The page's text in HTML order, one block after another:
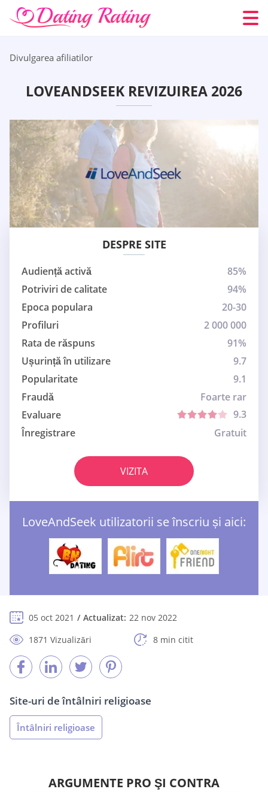
Divulgarea afiliatilor
LOVEANDSEEK REVIZUIREA 2026
DESPRE SITE
Audiență activă
85%
Potriviri de calitate
94%
Epoca populara
20-30
Profiluri
2 000 000
Rata de răspuns
91%
Ușurință în utilizare
9.7
Popularitate
9.1
Fraudă
Foarte rar
Evaluare
9.3
Înregistrare
Gratuit
VIZITA
LoveAndSeek utilizatorii se înscriu și aici:
05 oct 2021 Actualizat: 22 nov 2022
1871 Vizualizări
8 min citit
Site-uri de întâlniri religioase
Întâlniri religioase
ARGUMENTE PRO ŞI CONTRA